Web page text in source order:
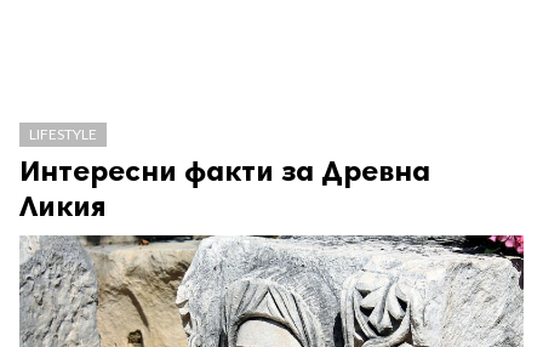
LIFESTYLE
Интересни факти за Древна
Ликия